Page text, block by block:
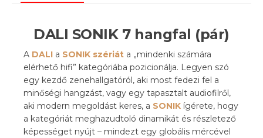
DALI SONIK 7 hangfal (pár)
A DALI a SONIK szériát a „mindenki számára
elérhető hifi” kategóriába pozicionálja. Legyen szó
egy kezdő zenehallgatóról, aki most fedezi fel a
minőségi hangzást, vagy egy tapasztalt audiofilről,
aki modern megoldást keres, a SONIK ígérete, hogy
a kategóriát meghazudtoló dinamikát és részletező
képességet nyújt – mindezt egy globális mércével